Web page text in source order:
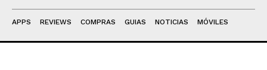
APPS REVIEWS COMPRAS GUIAS NOTICIAS MÓVILES